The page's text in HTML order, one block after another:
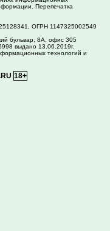
Перепечатка
ОГРН 1147325002549
бульвар, 8А, офис 305
выдано 13.06.2019г.
технологий и
18+